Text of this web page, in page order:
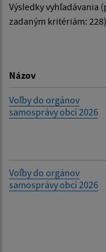
Dátum zverejnenia
Filtrovať
Výsledky vyhľadávania
zadaným kritériám: 228)
Názov
Voľby do orgánov
samosprávy obcí 2026
Voľby do orgánov
samosprávy obcí 2026